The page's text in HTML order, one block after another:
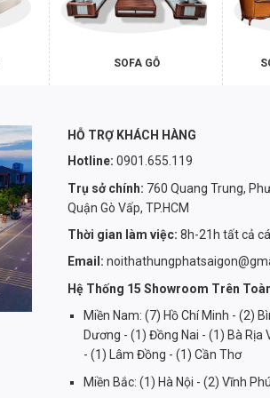
SOFA GỖ
HỖ TRỢ KHÁCH HÀNG
Hotline: 0901.655.119
Trụ sở chính: 760 Quang Trung,
Quận Gò Vấp, TP.HCM
Thời gian làm việc: 8h-21h tất cả
Email:
Hệ Thống 15 Showroom Trên
Miền Nam: (7) Hồ Chí Minh - (2)
Dương - (1) Đồng Nai - (1) Bà Rịa
- (1) Lâm Đồng - (1) Cần Thơ
Miền Bắc: (1) Hà Nội - (2) Vĩnh